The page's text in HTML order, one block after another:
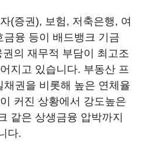
(증권), 보험, 저축은행, 여
융 등이 배드뱅크 기금
의 재무적 부담이 최고조
지고 있습니다. 부동산 프
권을 비롯해 높은 연체율
커진 상황에서 강도높은
같은 상생금융 압박까지
다.